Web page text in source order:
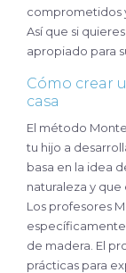
comprometidos
Así que si
apropiado para
Cómo crear
casa
El método
tu hijo a
basa en la idea
naturaleza y
Los profesores
específicamente
de madera. El
prácticas para